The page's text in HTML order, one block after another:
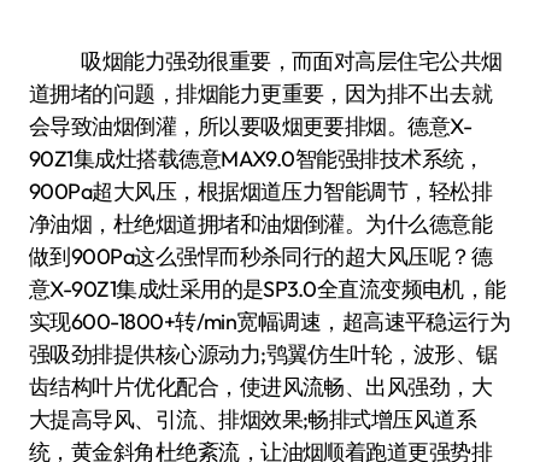
吸烟能力强劲很重要，而面对高层住宅公共烟
道拥堵的问题，排烟能力更重要，因为排不出去就
会导致油烟倒灌，所以要吸烟更要排烟。德意X-
90Z1集成灶搭载德意MAX9.0智能强排技术系统，
900Pa超大风压，根据烟道压力智能调节，轻松排
净油烟，杜绝烟道拥堵和油烟倒灌。为什么德意能
做到900Pa这么强悍而秒杀同行的超大风压呢？德
意X-90Z1集成灶采用的是SP3.0全直流变频电机，能
实现600-1800+转/min宽幅调速，超高速平稳运行为
强吸劲排提供核心源动力;鸮翼仿生叶轮，波形、锯
齿结构叶片优化配合，使进风流畅、出风强劲，大
大提高导风、引流、排烟效果;畅排式增压风道系
统，黄金斜角杜绝紊流，让油烟顺着跑道更强势排